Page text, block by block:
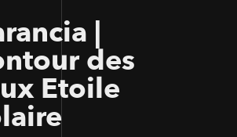
|
des
Etoile